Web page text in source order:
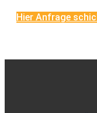
Hier Anfrage